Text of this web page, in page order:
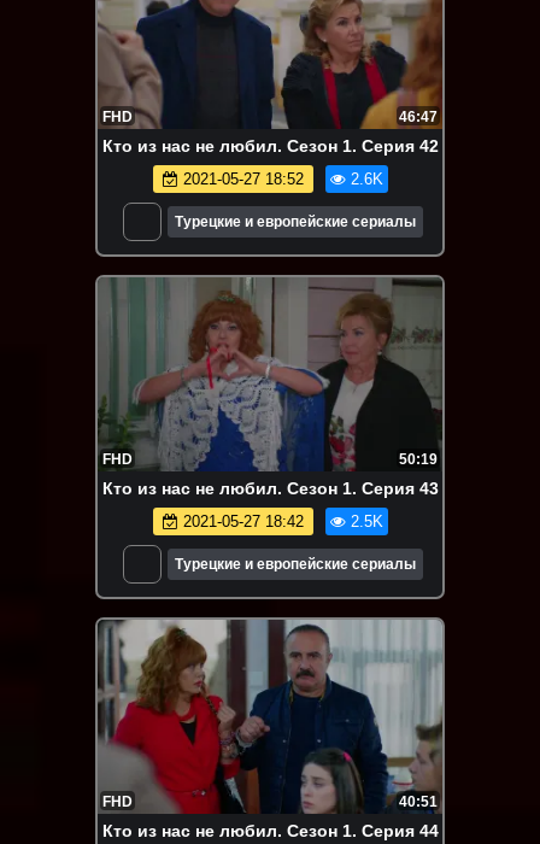
FHD 46:47
Кто из нас не любил. Сезон 1. Серия 42
2021-05-27 18:52 2.6K
Турецкие и европейские сериалы
FHD 50:19
Кто из нас не любил. Сезон 1. Серия 43
2021-05-27 18:42 2.5K
Турецкие и европейские сериалы
FHD 40:51
Кто из нас не любил. Сезон 1. Серия 44